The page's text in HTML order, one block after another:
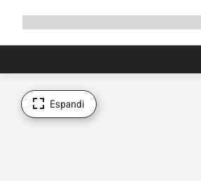
navigazione
Espandi